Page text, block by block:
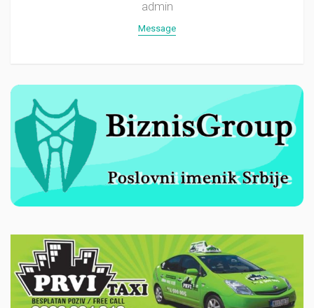
admin
Message